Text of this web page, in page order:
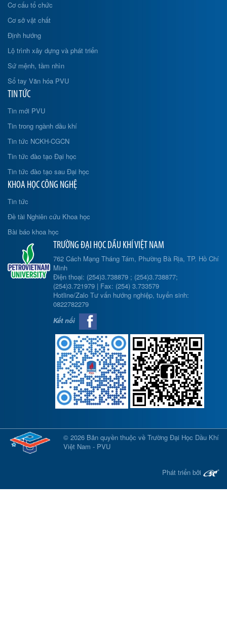
Cơ cấu tổ chức
Cơ sở vật chất
Định hướng
Lộ trình xây dựng và phát triển
Sứ mệnh, tầm nhìn
Sổ tay Văn hóa PVU
TIN TỨC
Tin mới PVU
Tin trong ngành dầu khí
Tin tức NCKH-CGCN
Tin tức đào tạo Đại học
Tin tức đào tạo sau Đại học
KHOA HỌC CÔNG NGHỆ
Tin tức
Đề tài Nghiên cứu Khoa học
Bài báo khoa học
TRƯỜNG ĐẠI HỌC DẦU KHÍ VIỆT NAM
762 Cách Mạng Tháng Tám, Phường Bà Rịa, TP. Hồ Chí
Minh
Điện thoại: (254)3.738879 ; (254)3.738877;
(254)3.721979 | Fax: (254) 3.733579
Hotline/Zalo Tư vấn hướng nghiệp, tuyển sinh:
0822782279
Kết nối
© 2026 Bản quyền thuộc về Trường Đại Học Dầu Khí
Việt Nam - PVU
Phát triển bởi